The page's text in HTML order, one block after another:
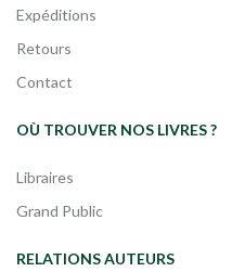
Expéditions
Retours
Contact
OÙ TROUVER NOS LIVRES ?
Libraires
Grand Public
RELATIONS AUTEURS